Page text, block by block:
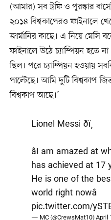
(আমার) সব ট্রফি ও পুরস্কার
২০১৪ বিশ্বকাপেরও ফাইনালে
জার্মানির কাছে। এ নিয়ে মেসি
ফাইনালে উঠে চ্যাম্পিয়ন হতে না
ছিল। পরে চ্যাম্পিয়ন হওয়ায়
পাল্টেছে। আমি দুটি বিশ্বকাপ
বিশ্বকাপ আছে।’
Lionel Messi ðï¸
âI am amazed at
has achieved at 17
He is one of the
world right nowâ
pic.twitter.com/
— MC (@CrewsMat10)April